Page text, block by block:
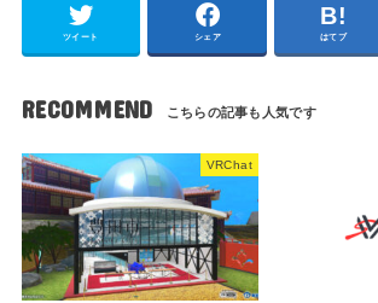
ツイート シェア はてブ
RECOMMEND
VRChat